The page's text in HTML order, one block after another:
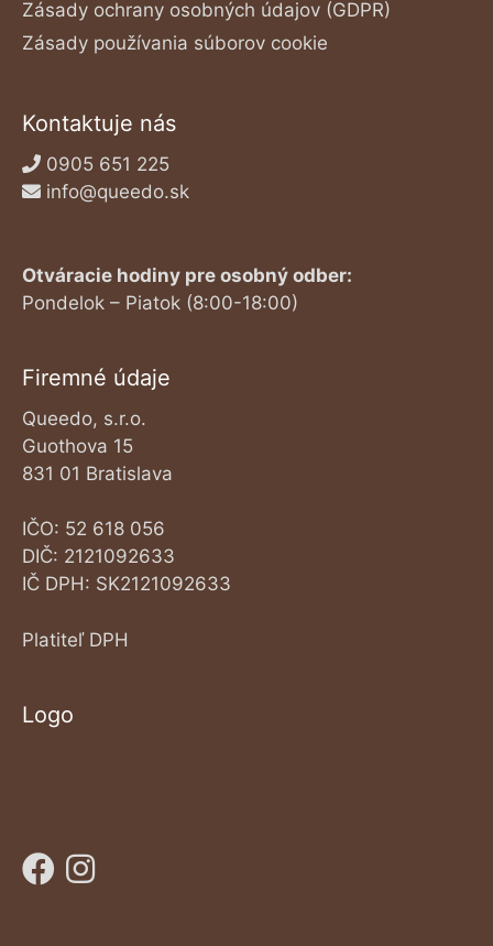
Zásady ochrany osobných údajov (GDPR)
Zásady používania súborov cookie
Kontaktuje nás
0905 651 225
info@queedo.sk
Otváracie hodiny pre osobný odber:
Pondelok – Piatok (8:00-18:00)
Firemné údaje
Queedo, s.r.o.
Guothova 15
831 01 Bratislava
IČO: 52 618 056
DIČ: 2121092633
IČ DPH: SK2121092633
Platiteľ DPH
Logo